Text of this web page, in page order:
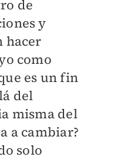
de
y
hacer
como
es un fin
del
misma del
a cambiar?
solo